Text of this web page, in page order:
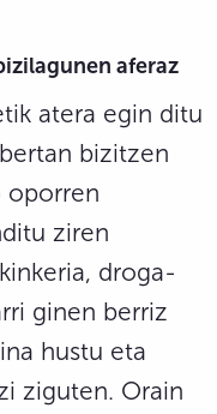
aferaz
atera egin ditu
bizitzen
oporren
ziren
droga-
ginen berriz
hustu eta
ziguten. Orain